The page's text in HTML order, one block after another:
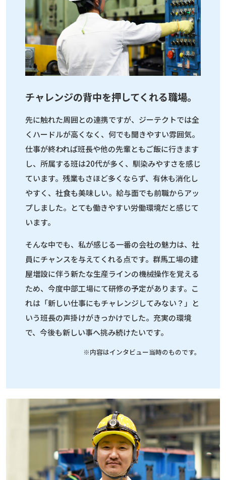
チャレンジの背中を押してくれる職場。
先に触れた周囲との連携ですが、ジーテクトでは全
くハードルが高くなく、何でも聞きやすい雰囲気。
仕事が終われば班長や他の先輩ともご飯に行きます
し、所属する班は20代が多く、馴染みやすさを感じ
ています。残業もさほど多くならず、有休も消化し
やすく、社食も美味しい。給与面でも前職からアッ
プしました。とても働きやすい労働環境だと感じて
います。
そんな中でも、私が感じる一番の会社の魅力は、社
員にチャンスを与えてくれる点です。群馬工場の建
屋増設に伴う新たな生産ラインの機械操作を覚える
ため、今度中部工場にて研修の予定があります。こ
れは「新しい仕事にもチャレンジしてみない？」と
いう班長の声掛けがきっかけでした。充実の環境
で、今後も新しい事へ挑み続けたいです。
※内容はインタビュー当時のものです。